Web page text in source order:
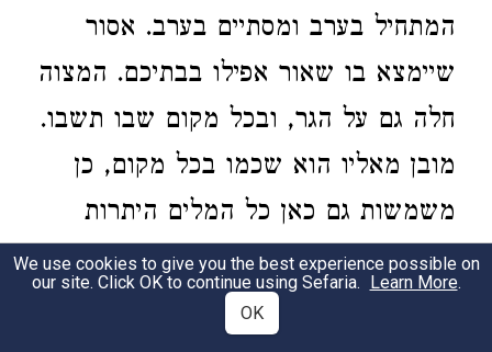
המתחיל בערב ומסתיים בערב. אסור
שיימצא בו שאור אפילו בבתיכם. המצוה
חלה גם על הגר, ובכל מקום שבו תשבו.
מובן מאליו הוא שכמו בכל מקום, כן
משמשות גם כאן כל המלים היתרות
לדרשה.
בארמית "פטירא", כלומר זך,
We use cookies to give you the best experience possible on
our site. Click OK to continue using Sefaria. Learn More.
OK